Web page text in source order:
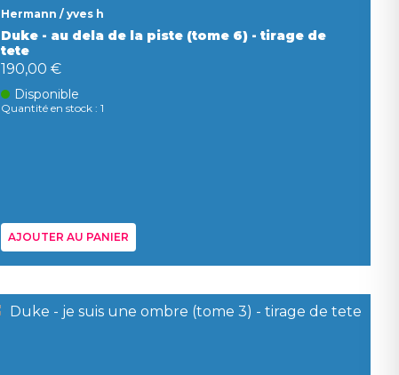
Hermann / yves h
Duke - au dela de la piste (tome 6) - tirage de
tete
190,00 €
Disponible
Quantité en stock : 1
AJOUTER AU PANIER